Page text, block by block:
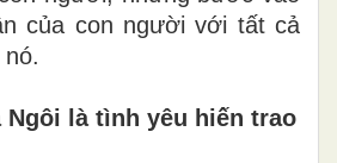
của con người với tất cả
Ngôi là tình yêu hiến trao